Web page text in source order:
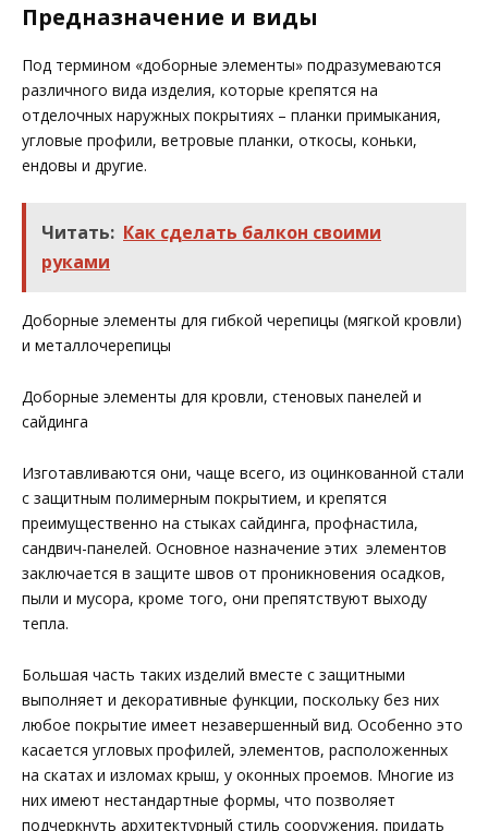
Предназначение и виды
Под термином «доборные элементы» подразумеваются
различного вида изделия, которые крепятся на
отделочных наружных покрытиях – планки примыкания,
угловые профили, ветровые планки, откосы, коньки,
ендовы и другие.
Читать: Как сделать балкон своими
руками
Доборные элементы для гибкой черепицы (мягкой кровли)
и металлочерепицы
Доборные элементы для кровли, стеновых панелей и
сайдинга
Изготавливаются они, чаще всего, из оцинкованной стали
с защитным полимерным покрытием, и крепятся
преимущественно на стыках сайдинга, профнастила,
сандвич-панелей. Основное назначение этих элементов
заключается в защите швов от проникновения осадков,
пыли и мусора, кроме того, они препятствуют выходу
тепла.
Большая часть таких изделий вместе с защитными
выполняет и декоративные функции, поскольку без них
любое покрытие имеет незавершенный вид. Особенно это
касается угловых профилей, элементов, расположенных
на скатах и изломах крыш, у оконных проемов. Многие из
них имеют нестандартные формы, что позволяет
подчеркнуть архитектурный стиль сооружения, придать